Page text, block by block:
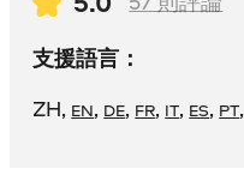
支援語言：
ZH, EN, DE, FR, IT, ES, PT,